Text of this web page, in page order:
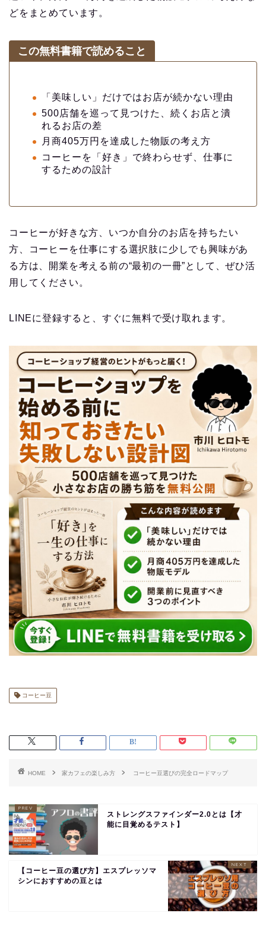
どをまとめています。
この無料書籍で読めること
「美味しい」だけではお店が続かない理由
500店舗を巡って見つけた、続くお店と潰
れるお店の差
月商405万円を達成した物販の考え方
コーヒーを「好き」で終わらせず、仕事に
するための設計
コーヒーが好きな方、いつか自分のお店を持ちたい
方、コーヒーを仕事にする選択肢に少しでも興味があ
る方は、開業を考える前の“最初の一冊”として、ぜひ活
用してください。
LINEに登録すると、すぐに無料で受け取れます。
コーヒー豆
HOME 家カフェの楽しみ方 コーヒー豆選びの完全ロードマップ
ストレングスファインダー2.0とは【才
能に目覚めるテスト】
【コーヒー豆の選び方】エスプレッソマ
シンにおすすめの豆とは